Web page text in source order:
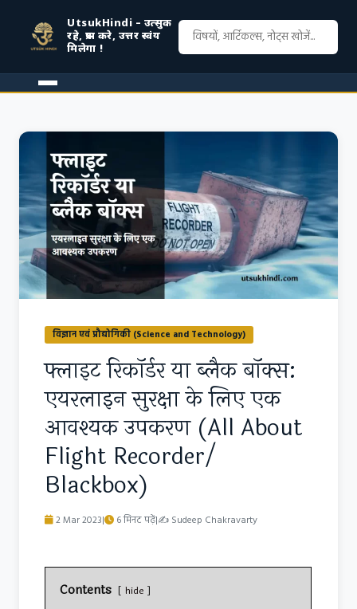
UtsukHindi – उत्सुक
रहे, प्रश्न करे, उत्तर स्वंय
मिलेगा !
विज्ञान एवं प्रौद्योगिकी (Science and Technology)
फ्लाइट रिकॉर्डर या ब्लैक बॉक्स:
एयरलाइन सुरक्षा के लिए एक
आवश्यक उपकरण (All About
Flight Recorder/
Blackbox)
2 Mar 2023| 6 मिनट पढ़ें|✍ Sudeep Chakravarty
Contents hide